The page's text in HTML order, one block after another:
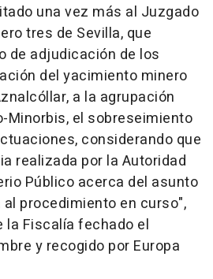
una vez más al Juzgado
tres de Sevilla, que
de adjudicación de los
del yacimiento minero
a la agrupación
Minorbis, el sobreseimiento
considerando que
realizada por la Autoridad
Público acerca del asunto
procedimiento en curso",
la Fiscalía fechado el
y recogido por Europa